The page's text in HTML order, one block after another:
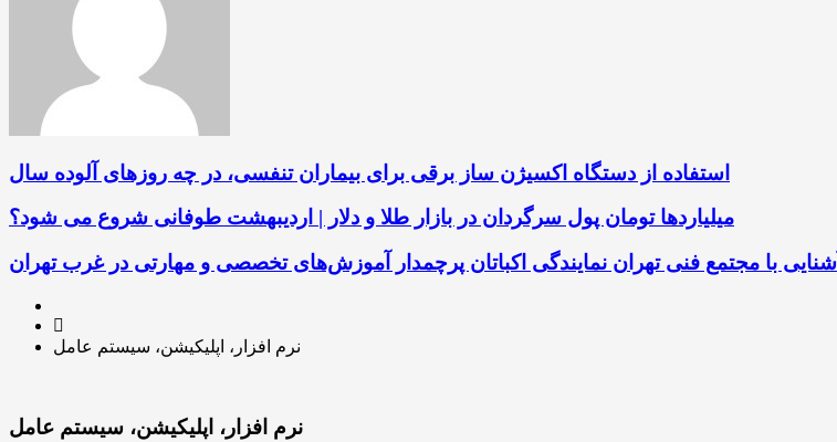
استفاده از دستگاه اکسیژن ساز برقی برای بیماران تنفسی، در چه روزهای آلوده سال
میلیاردها تومان پول سرگردان در بازار طلا و دلار | اردیبهشت طوفانی شروع می شود؟
آشنایی با مجتمع فنی تهران نمایندگی اکباتان پرچمدار آموزش‌های تخصصی و مهارتی در غرب تهران
نرم افزار، اپلیکیشن، سیستم عامل
نرم افزار، اپلیکیشن، سیستم عامل